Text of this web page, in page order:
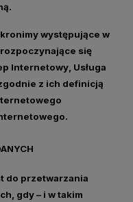
występujące w
się
Internetowy Usługa
z ich definicją
do przetwarzania
gdy – i w takim